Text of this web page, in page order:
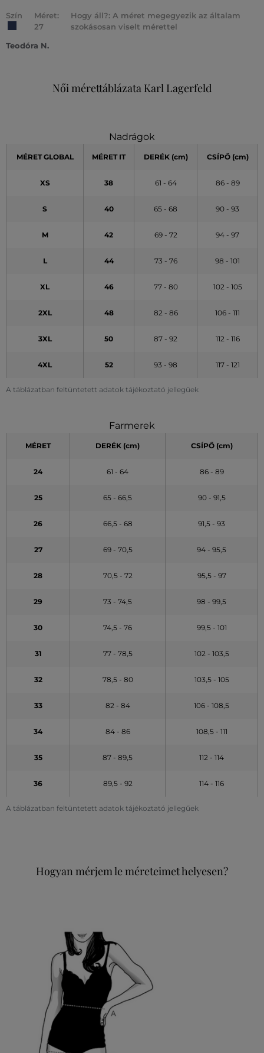
Szín
Méret:
27
Hogy áll?: A méret megegyezik az általam
szokásosan viselt mérettel
Teodóra N.
Női mérettáblázata Karl Lagerfeld
Nadrágok
A táblázatban feltüntetett adatok tájékoztató jellegűek
MÉRET GLOBAL MÉRET IT DERÉK (cm) CSÍPŐ (cm)
XS 38 61 - 64 86 - 89
S 40 65 - 68 90 - 93
M 42 69 - 72 94 - 97
L 44 73 - 76 98 - 101
XL 46 77 - 80 102 - 105
2XL 48 82 - 86 106 - 111
3XL 50 87 - 92 112 - 116
4XL 52 93 - 98 117 - 121
Farmerek
A táblázatban feltüntetett adatok tájékoztató jellegűek
MÉRET DERÉK (cm) CSÍPŐ (cm)
24 61 - 64 86 - 89
25 65 - 66,5 90 - 91,5
26 66,5 - 68 91,5 - 93
27 69 - 70,5 94 - 95,5
28 70,5 - 72 95,5 - 97
29 73 - 74,5 98 - 99,5
30 74,5 - 76 99,5 - 101
31 77 - 78,5 102 - 103,5
32 78,5 - 80 103,5 - 105
33 82 - 84 106 - 108,5
34 84 - 86 108,5 - 111
35 87 - 89,5 112 - 114
36 89,5 - 92 114 - 116
Hogyan mérjem le méreteimet helyesen?